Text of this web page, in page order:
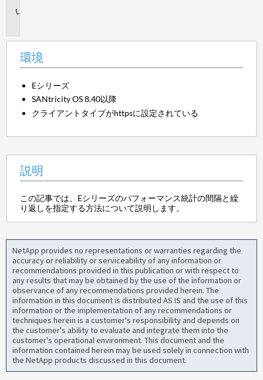
環境
Eシリーズ
SANtricity OS 8.40以降
クライアントタイプがhttpsに設定されている
説明
この記事では、Eシリーズのパフォーマンス統計の間隔と繰
り返しを指定する方法について説明します。
NetApp provides no representations or warranties regarding the
accuracy or reliability or serviceability of any information or
recommendations provided in this publication or with respect to
any results that may be obtained by the use of the information or
observance of any recommendations provided herein. The
information in this document is distributed AS IS and the use of this
information or the implementation of any recommendations or
techniques herein is a customer's responsibility and depends on
the customer's ability to evaluate and integrate them into the
customer's operational environment. This document and the
information contained herein may be used solely in connection with
the NetApp products discussed in this document.